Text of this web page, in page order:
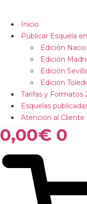
Inicio
Publicar Esquela
Edición
Edición
Edición Sevilla
Edición
Tarifas y Formatos
Esquelas
Atención al Cliente
0,00€ 0